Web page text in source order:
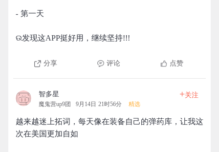
- 第一天
ଉ发现这APP挺好用，继续坚持!!!
分享 评论 点赞
智多星
魔鬼营up9团 9月14日 21时56分 精选
+关注
越来越迷上拓词，每天像在装备自己的弹药库，让我这
次在美国更加自如